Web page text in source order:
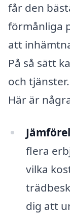
får den
förmånliga
att
På så sätt
och
Här är
flera
vilka
dig att